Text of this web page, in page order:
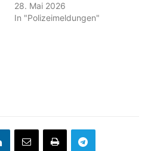
28. Mai 2026
In "Polizeimeldungen"